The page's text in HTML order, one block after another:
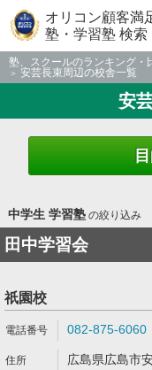
オリコン顧客満
塾・学習塾 検索
塾、スクールのランキング・
安芸長束周辺の校舎一覧
安
中学生 学習塾の絞り込み
田中学習会
祇園校
082-875-6060
広島県広島市